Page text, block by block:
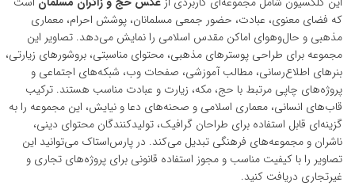
که فضای معنوی، عبادت، حضور جمعی مسلمانان، پوشش احرام، معماری
مذهبی و حال‌وهوای اماکن مقدس اسلامی را نمایش می‌دهد. تصاویر این
مجموعه برای طراحی پوسترهای مذهبی، محتوای مناسبتی، بروشورهای زیارتی،
بنرهای اطلاع‌رسانی، مطالب آموزشی، صفحات وب، شبکه‌های اجتماعی و
پروژه‌های چاپی مرتبط با حج، مکه، زیارت و عبادت مناسب هستند. ترکیب
قاب‌های انسانی، معماری اسلامی و صحنه‌های دعا و نیایش، این مجموعه را به
گزینه‌ای قابل استفاده برای طراحان گرافیک، تولیدکنندگان محتوای دینی،
ناشران و مجموعه‌های فرهنگی تبدیل می‌کند. در پارس‌استاک می‌توانید این
تصاویر را با کیفیت مناسب و مجوز استفاده قانونی برای پروژه‌های تجاری و
غیرتجاری دریافت کنید.
دکوراسیون و فضاها
هنرمندان ایرانی
کسب درآمد از فروش تصاویر
021 28428845
تماس با ما
بلاگ پارس استاک